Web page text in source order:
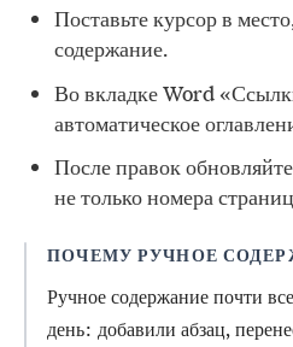
Поставьте курсор в
содержание.
Во вкладке Word
автоматическое
После правок
не только номера
ПОЧЕМУ РУЧНОЕ
Ручное содержание почти
день: добавили абзац,